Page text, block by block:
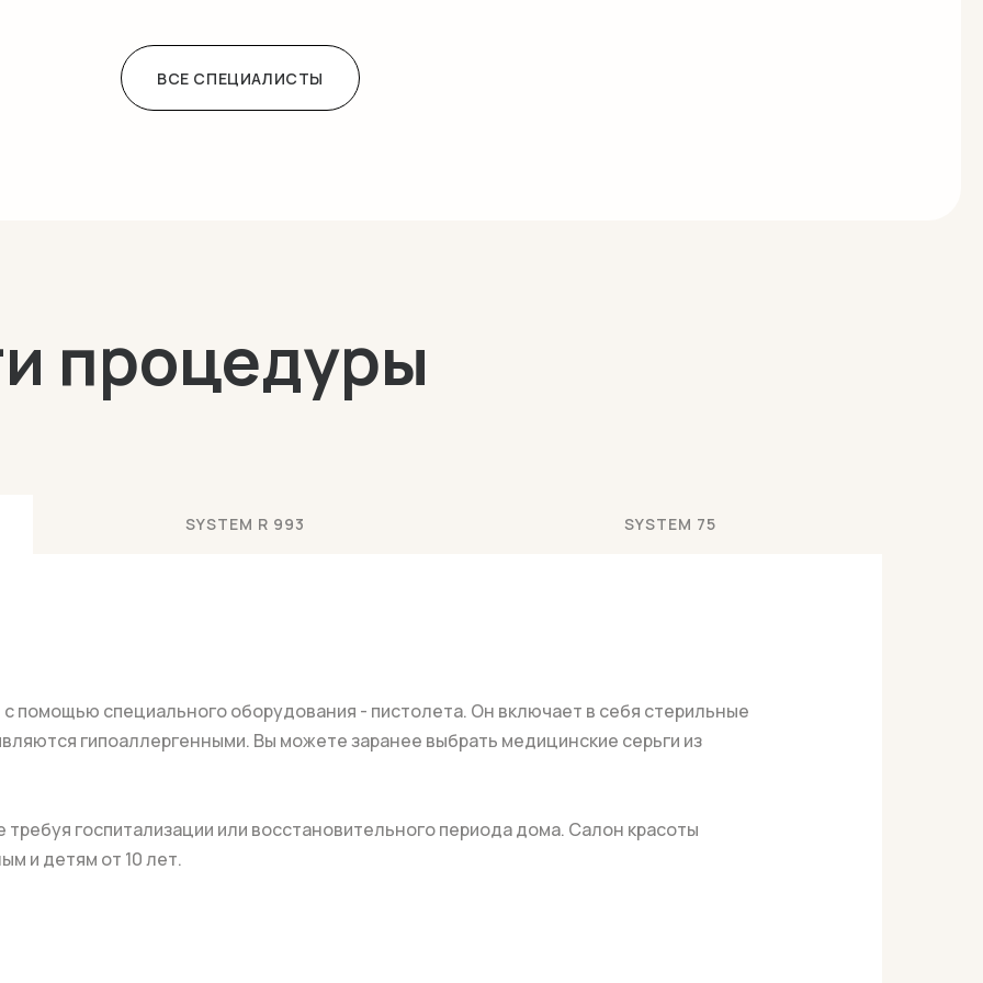
ВСЕ СПЕЦИАЛИСТЫ
процедуры
SYSTEM R 993 SYSTEM 75
помощью специального оборудования - пистолета. Он включает в себя стерильные
гипоаллергенными. Вы можете заранее выбрать медицинские серьги из
госпитализации или восстановительного периода дома. Салон красоты
и детям от 10 лет.